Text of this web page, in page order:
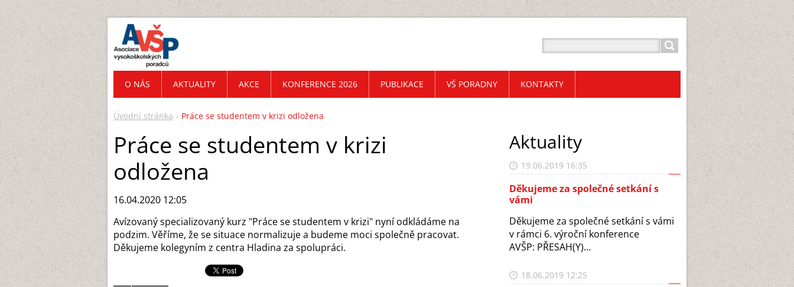
Úvodní stránka Práce se studentem v krizi odložena
Práce se studentem v krizi
odložena
16.04.2020 12:05
Avízovaný specializovaný kurz "Práce se studentem v krizi" nyní odkládáme na
podzim. Věříme, že se situace normalizuje a budeme moci společně pracovat.
Děkujeme kolegyním z centra Hladina za spolupráci.
Aktuality
19.06.2019 16:35
Děkujeme za společné setkání s
vámi
Děkujeme za společné setkání s vámi
v rámci 6. výroční konference
AVŠP: PŘESAH(Y)...
18.06.2019 12:25
O NÁS AKTUALITY AKCE KONFERENCE 2026 PUBLIKACE VŠ PORADNY KONTAKTY